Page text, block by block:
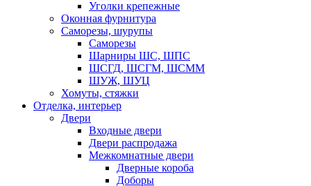
Уголки крепежные
Оконная фурнитура
Саморезы, шурупы
Саморезы
Шарниры ШС, ШПС
ШСГД, ШСГМ, ШСММ
ШУЖ, ШУЦ
Хомуты, стяжки
Отделка, интерьер
Двери
Входные двери
Двери распродажа
Межкомнатные двери
Дверные короба
Доборы